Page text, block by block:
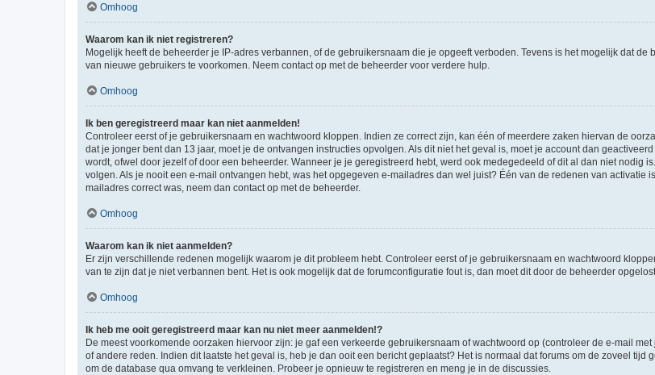
Omhoog
Waarom kan ik niet registreren?
Mogelijk heeft de beheerder je IP-adres verbannen, of de gebruikersnaam die je opgeeft verboden. Tevens is het mogelijk dat
van nieuwe gebruikers te voorkomen. Neem contact op met de beheerder voor verdere hulp.
Omhoog
Ik ben geregistreerd maar kan niet aanmelden!
Controleer eerst of je gebruikersnaam en wachtwoord kloppen. Indien ze correct zijn, kan één of meerdere zaken hiervan de
dat je jonger bent dan 13 jaar, moet je de ontvangen instructies opvolgen. Als dit niet het geval is, moet je account dan
wordt, ofwel door jezelf of door een beheerder. Wanneer je je geregistreerd hebt, werd ook medegedeeld of dit al dan niet nodig
volgen. Als je nooit een e-mail ontvangen hebt, was het opgegeven e-mailadres dan wel juist? Één van de redenen van activatie
mailadres correct was, neem dan contact op met de beheerder.
Omhoog
Waarom kan ik niet aanmelden?
Er zijn verschillende redenen mogelijk waarom je dit probleem hebt. Controleer eerst of je gebruikersnaam en wachtwoord
van te zijn dat je niet verbannen bent. Het is ook mogelijk dat de forumconfiguratie fout is, dan moet dit door de beheerder
Omhoog
Ik heb me ooit geregistreerd maar kan nu niet meer aanmelden!?
De meest voorkomende oorzaken hiervoor zijn: je gaf een verkeerde gebruikersnaam of wachtwoord op (controleer de e-mail
of andere reden. Indien dit laatste het geval is, heb je dan ooit een bericht geplaatst? Het is normaal dat forums om de zoveel
om de database qua omvang te verkleinen. Probeer je opnieuw te registreren en meng je in de discussies.